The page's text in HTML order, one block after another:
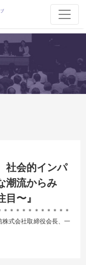
社会的インパ
潮流からみ
〜』
＊＊＊＊＊＊＊＊＊＊
株式会社取締役会長、一